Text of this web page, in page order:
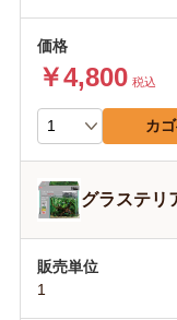
￥4,800 税込
カ
グラステリ
1